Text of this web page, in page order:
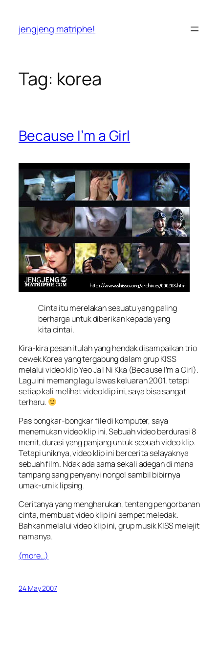
content
jengjeng matriphe!
Tag: korea
Because I’m a Girl
Cinta itu merelakan sesuatu yang paling
berharga untuk diberikan kepada yang
kita cintai.
Kira-kira pesan itulah yang hendak disampaikan trio
cewek Korea yang tergabung dalam grup KISS
melalui video klipYeo Ja I Ni Kka (Because I’m a Girl).
Lagu ini memang lagu lawas keluaran 2001, tetapi
setiap kali melihat video klip ini, saya bisa sangat
terharu.
Pas bongkar-bongkar file di komputer, saya
menemukan video klip ini. Sebuah video berdurasi 8
menit, durasi yang panjang untuk sebuah video klip.
Tetapi uniknya, video klip ini bercerita selayaknya
sebuah film. Ndak ada sama sekali adegan di mana
tampang sang penyanyi nongol sambil bibirnya
umak-umik lipsing.
Ceritanya yang mengharukan, tentang pengorbanan
cinta, membuat video klip ini sempet meledak.
Bahkan melalui video klip ini, grup musik KISS melejit
namanya.
(more…)
24 May 2007